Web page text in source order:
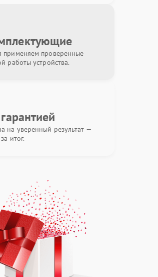
применяем проверенные
работы устройства.
на уверенный результат —
итог.